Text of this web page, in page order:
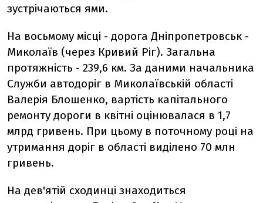
зустрічаються ями.
На восьмому місці - дорога Дніпропетровськ -
Миколаїв (через Кривий Ріг). Загальна
протяжність - 239,6 км. За даними начальника
Служби автодоріг в Миколаївській області
Валерія Блошенко, вартість капітального
ремонту дороги в квітні оцінювалася в 1,7
млрд гривень. При цьому в поточному році на
утримання доріг в області виділено 70 млн
гривень.
На дев'ятій сходинці знаходиться